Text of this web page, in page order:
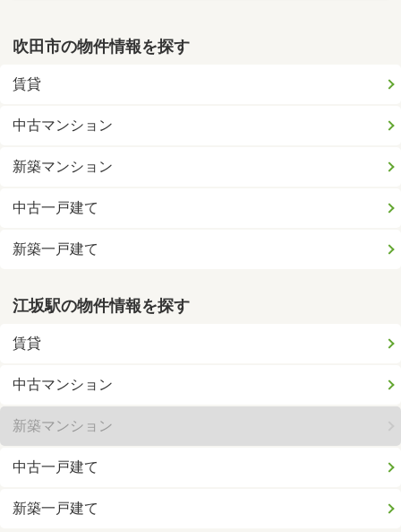
吹田市の物件情報を探す
賃貸
中古マンション
新築マンション
中古一戸建て
新築一戸建て
江坂駅の物件情報を探す
賃貸
中古マンション
新築マンション
中古一戸建て
新築一戸建て